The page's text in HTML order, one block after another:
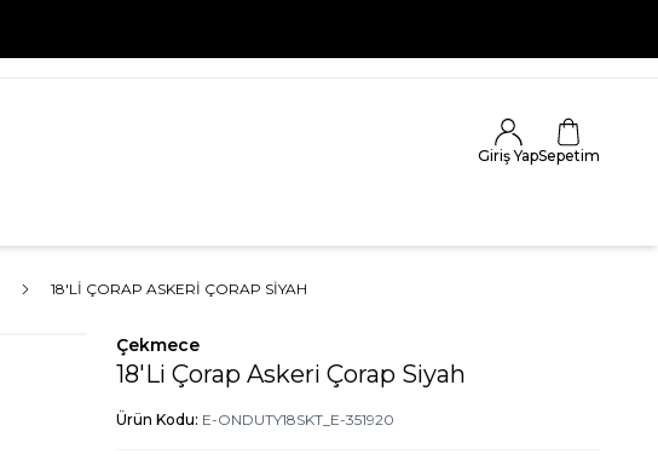
Giriş YapSepetim
18'LI ÇORAP ASKERI ÇORAP SIYAH
Çekmece
18'Li Çorap Askeri Çorap Siyah
Ürün Kodu: E-ONDUTY18SKT_E-351920